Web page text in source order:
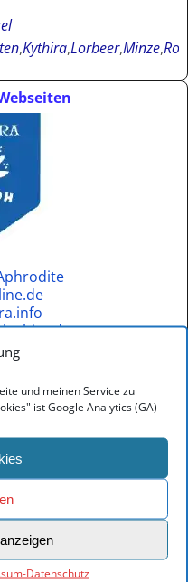
und meinen Service zu
ist Google Analytics (GA)
Datenschutz
,Kythira,Lorbeer,Minze,
Athen